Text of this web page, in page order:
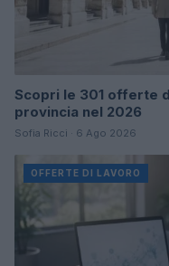
Scopri le 301 offerte
provincia nel 2026
Sofia Ricci · 6 Ago 2026
OFFERTE DI LAVORO